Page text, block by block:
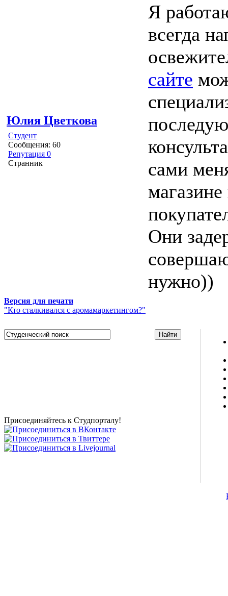
Юлия Цветкова
Студент
Сообщения: 60
Репутация 0
Странник
Я
всегда
сайте
сами
Они
нужно))
Версия для печати
"Кто сталкивался с аромамаркетингом?"
Присоединяйтесь к Студпорталу!